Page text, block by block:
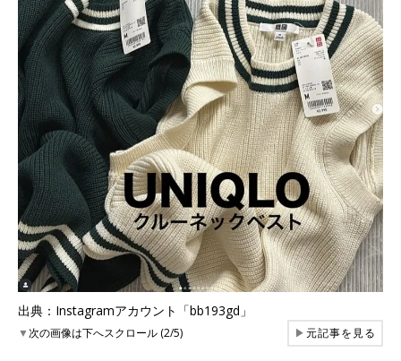
出典：Instagramアカウント「bb193gd」
▼次の画像は下へスクロール (2/5) ▶元記事を見る